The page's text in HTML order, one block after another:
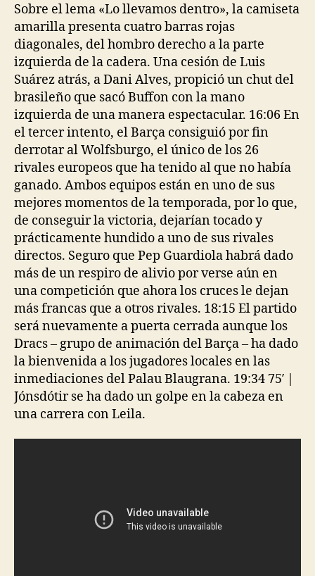
Sobre el lema «Lo llevamos dentro», la camiseta
amarilla presenta cuatro barras rojas
diagonales, del hombro derecho a la parte
izquierda de la cadera. Una cesión de Luis
Suárez atrás, a Dani Alves, propició un chut del
brasileño que sacó Buffon con la mano
izquierda de una manera espectacular. 16:06 En
el tercer intento, el Barça consiguió por fin
derrotar al Wolfsburgo, el único de los 26
rivales europeos que ha tenido al que no había
ganado. Ambos equipos están en uno de sus
mejores momentos de la temporada, por lo que,
de conseguir la victoria, dejarían tocado y
prácticamente hundido a uno de sus rivales
directos. Seguro que Pep Guardiola habrá dado
más de un respiro de alivio por verse aún en
una competición que ahora los cruces le dejan
más francas que a otros rivales. 18:15 El partido
será nuevamente a puerta cerrada aunque los
Dracs – grupo de animación del Barça – ha dado
la bienvenida a los jugadores locales en las
inmediaciones del Palau Blaugrana. 19:34 75′ |
Jónsdótir se ha dado un golpe en la cabeza en
una carrera con Leila.